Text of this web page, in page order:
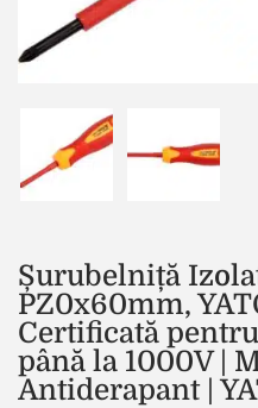
Șurubelniță
PZ0x60mm,
Certificată
până la 1000V |
Antiderapant |